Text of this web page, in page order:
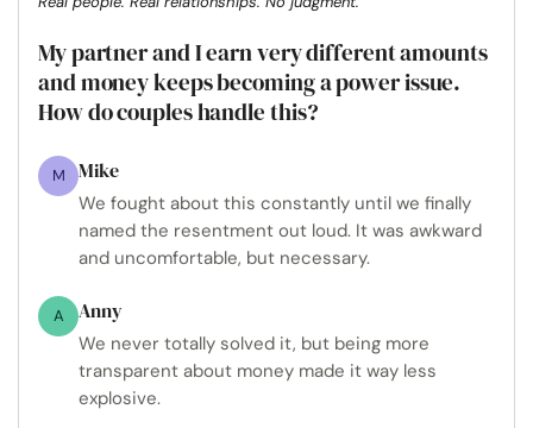
My partner and I earn very different amounts
and money keeps becoming a power issue.
How do couples handle this?
M Mike
We fought about this constantly until we finally
named the resentment out loud. It was awkward
and uncomfortable, but necessary.
A Anny
We never totally solved it, but being more
transparent about money made it way less
explosive.